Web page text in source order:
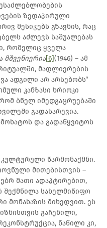
ზედაპირული
მესიჯებს გზავნის, რაც
აძლევს საშუალებას
რომელიც ყველა
მშვენიერია[6](1946) – ამ
მადლიერების
ადგილი არ არსებობს“
კანზასი ხრიოკი
ბნელ იმედგაცრუებაში
გადასარევია.
და გადაწყვიტოს
წარმონაქმნი.
მითებისთვის –
მათი ადაპტირებით,
შექმნილა სახელმიწიფო
მონახაზის მიხედვით. ეს
გაჩენილი,
ნაწილი კი,